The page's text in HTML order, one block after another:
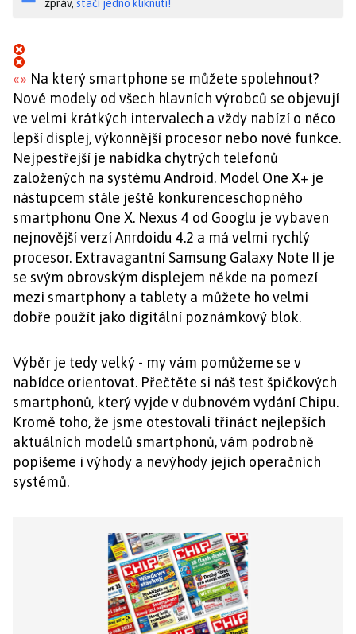
zpráv, stačí jedno kliknutí!
«» Na který smartphone se můžete spolehnout?
Nové modely od všech hlavních výrobců se objevují
ve velmi krátkých intervalech a vždy nabízí o něco
lepší displej, výkonnější procesor nebo nové funkce.
Nejpestřejší je nabídka chytrých telefonů
založených na systému Android. Model One X+ je
nástupcem stále ještě konkurenceschopného
smartphonu One X. Nexus 4 od Googlu je vybaven
nejnovější verzí Anrdoidu 4.2 a má velmi rychlý
procesor. Extravagantní Samsung Galaxy Note II je
se svým obrovským displejem někde na pomezí
mezi smartphony a tablety a můžete ho velmi
dobře použít jako digitální poznámkový blok.
Výběr je tedy velký - my vám pomůžeme se v
nabídce orientovat. Přečtěte si náš test špičkových
smartphonů, který vyjde v dubnovém vydání Chipu.
Kromě toho, že jsme otestovali třináct nejlepších
aktuálních modelů smartphonů, vám podrobně
popíšeme i výhody a nevýhody jejich operačních
systémů.